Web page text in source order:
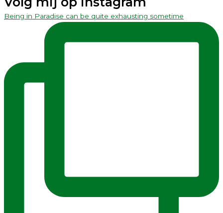
Being in Paradise can be quite exhausting sometime